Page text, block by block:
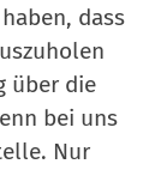
dass
über die
bei uns
Nur